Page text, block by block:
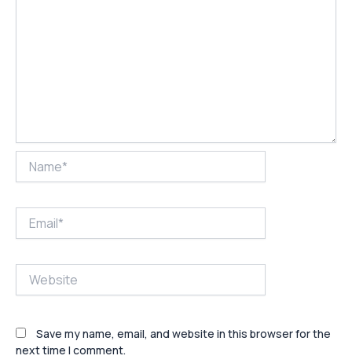
Save my name, email, and website in this browser for the
next time I comment.